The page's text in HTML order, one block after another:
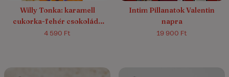
Willy Tonka: karamell
cukorka-fehér csokoládé
drazsé tonkababbal,
4 590 Ft
Intim Pillanatok Valentin
napra
19 900 Ft